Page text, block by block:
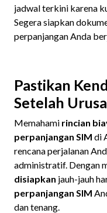
jadwal terkini karena
Segera siapkan
perpanjangan Anda
Pastikan
Setelah
Memahami rincian
perpanjangan SIM di
rencana perjalanan
administratif. Dengan
disiapkan jauh-jauh
perpanjangan SIM
dan tenang.